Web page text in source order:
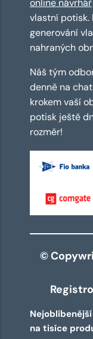
vlastní potisk.
generování
nahraných
Náš tým
denně na
krokem vaší
potisk ještě
rozměr!
©
na tisíce